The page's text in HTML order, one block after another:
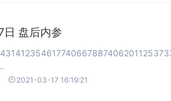
日 盘后内参
 2021-03-17 16:19:21